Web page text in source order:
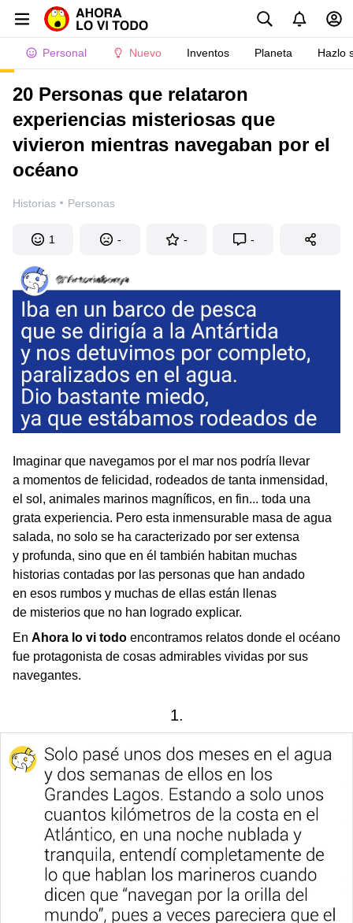
Personal Nuevo Inventos Planeta Hazlo
20 Personas que relataron
experiencias misteriosas que
vivieron mientras navegaban por el
océano
Historias · Personas
1 - - -
Imaginar que navegamos por el mar nos podría llevar
a momentos de felicidad, rodeados de tanta inmensidad,
el sol, animales marinos magníficos, en fin... toda una
grata experiencia. Pero esta inmensurable masa de agua
salada, no solo se ha caracterizado por ser extensa
y profunda, sino que en él también habitan muchas
historias contadas por las personas que han andado
en esos rumbos y muchas de ellas están llenas
de misterios que no han logrado explicar.
En Ahora lo vi todo encontramos relatos donde el océano
fue protagonista de cosas admirables vividas por sus
navegantes.
1.